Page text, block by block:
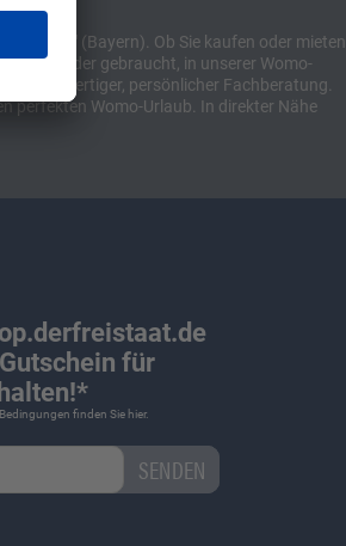
(Bayern). Ob Sie kaufen oder mieten
neu oder gebraucht, in unserer Womo-
hochwertiger, persönlicher Fachberatung.
perfekten Womo-Urlaub. In direkter Nähe
für
finden Sie hier.